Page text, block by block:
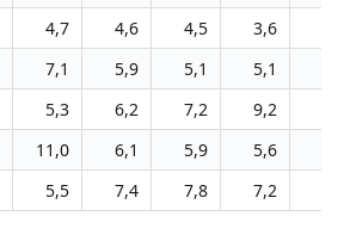
4,7 4,6 4,5 3,6
7,1 5,9 5,1 5,1
5,3 6,2 7,2 9,2
11,0 6,1 5,9 5,6
5,5 7,4 7,8 7,2